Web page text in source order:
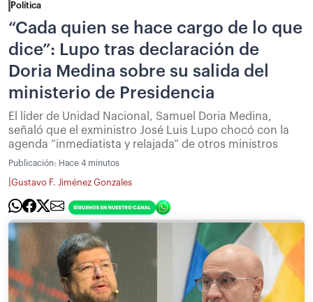
Política
“Cada quien se hace cargo de lo que
dice”: Lupo tras declaración de
Doria Medina sobre su salida del
ministerio de Presidencia
El líder de Unidad Nacional, Samuel Doria Medina,
señaló que el exministro José Luis Lupo chocó con la
agenda “inmediatista y relajada” de otros ministros
Publicación: Hace 4 minutos
Gustavo F. Jiménez Gonzales